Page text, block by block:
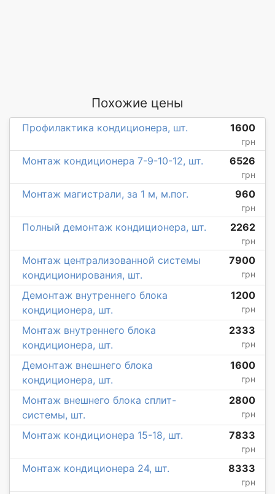
Похожие цены
Профилактика кондиционера, шт. 1600
грн
Монтаж кондиционера 7-9-10-12, шт. 6526
грн
Монтаж магистрали, за 1 м, м.пог. 960
грн
Полный демонтаж кондиционера, шт. 2262
грн
Монтаж централизованной системы
кондиционирования, шт.
7900
грн
Демонтаж внутреннего блока
кондиционера, шт.
1200
грн
Монтаж внутреннего блока
кондиционера, шт.
2333
грн
Демонтаж внешнего блока
кондиционера, шт.
1600
грн
Монтаж внешнего блока сплит-
системы, шт.
2800
грн
Монтаж кондиционера 15-18, шт. 7833
грн
Монтаж кондиционера 24, шт. 8333
грн